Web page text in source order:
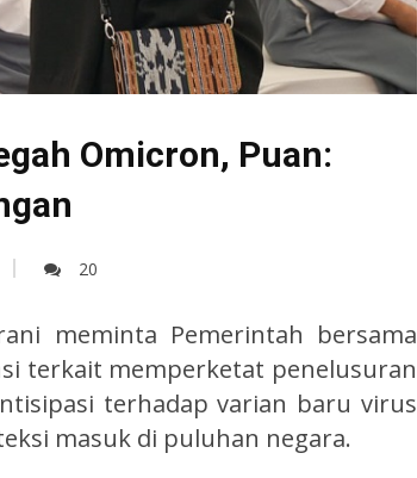
Omicron, Puan:
20
meminta Pemerintah bersama
terkait memperketat penelusuran
terhadap varian baru virus
masuk di puluhan negara.